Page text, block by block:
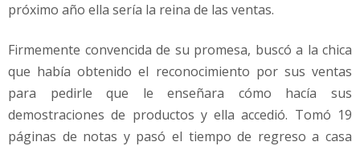
próximo año ella sería la reina de las ventas.
Firmemente convencida de su promesa, buscó a la chica
que había obtenido el reconocimiento por sus ventas
para pedirle que le enseñara cómo hacía sus
demostraciones de productos y ella accedió. Tomó 19
páginas de notas y pasó el tiempo de regreso a casa